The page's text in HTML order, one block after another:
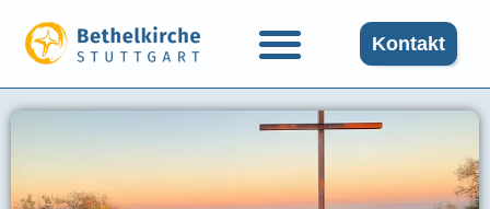
Kontakt